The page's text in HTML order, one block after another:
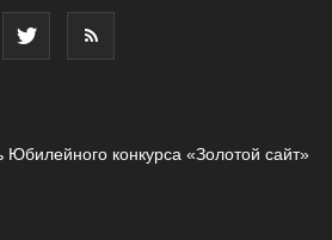
Юбилейного конкурса «Золотой сайт»